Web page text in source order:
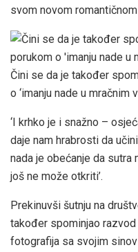
svom novom
Čini se da je također
o ‘imanju nade u mračnim
‘I krhko je i snažno –
daje nam hrabrosti da
nada je obećanje da
još ne može otkriti’.
Prekinuvši šutnju na
također spominjao
fotografija sa svojim